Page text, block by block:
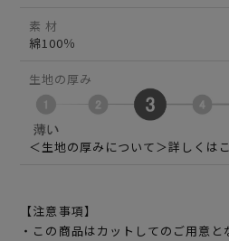
素 材
綿100％
生地の厚み
＜生地の厚みについて＞詳しくは
【注意事項】
・この商品はカットしてのご用意